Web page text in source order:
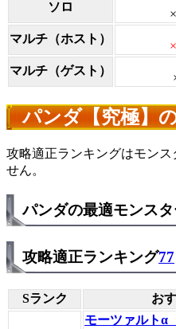
ソロ
マルチ（ホスト）
マルチ（ゲスト）
パンダ【究極】
攻略適正ランキングはモン
せん。
パンダの最適モンスタ
攻略適正ランキング77
Sランク お
モーツァルトα